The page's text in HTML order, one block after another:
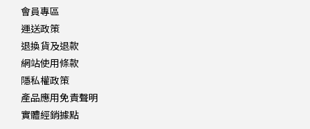
會員專區
運送政策
退換貨及退款
網站使用條款
隱私權政策
產品應用免責聲明
實體經銷據點